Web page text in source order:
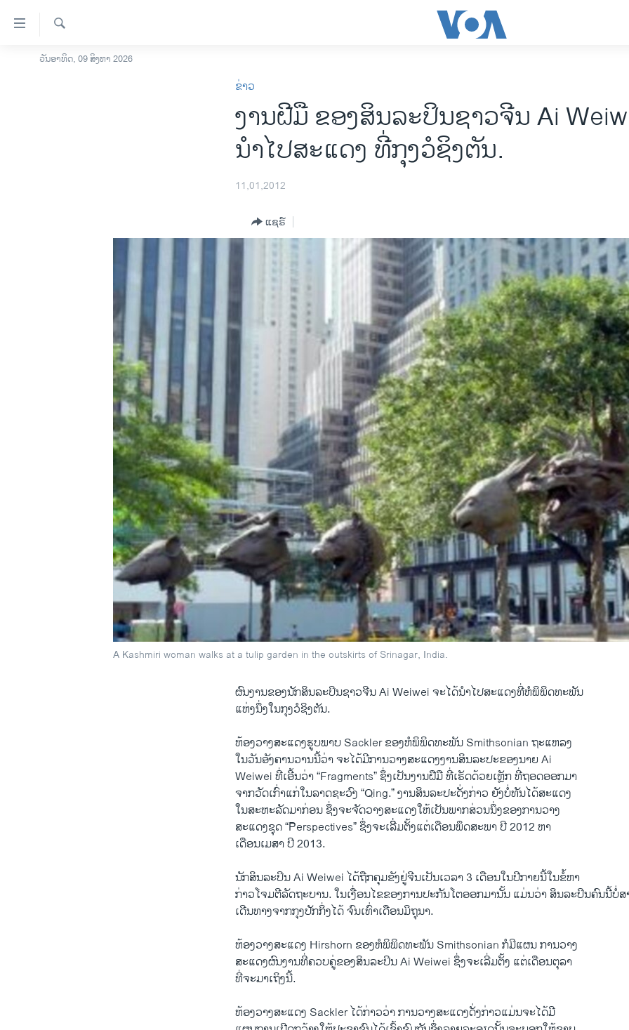
ລິ້ງ
ສຳຫລັບ
ໂຮມເພຈ
ວິທະຍາສາດ-ເທັກໂນໂລຈີ
ຄົ້ນຫາ
ວັນອາທິດ, 09 ສິງຫາ 2026
ຂ່າວ
ງານຝີມື ຂອງສິນລະປິນຊາວຈີນ Ai
ນຳໄປສະແດງ ທີ່ກຸງວໍຊິງຕັນ.
11,01,2012
ແຊຣ໌
A Kashmiri woman walks at a tulip garden in the outskirts of Srinagar, India.
ຜົນງານຂອງນັກສິນລະປິນຊາວຈີນ Ai Weiwei ຈະໄດ້ນຳໄປສະແດງທີ່ຫໍພິພິດທະພັນ​
ແຫ່ງ​ນຶ່ງໃນກຸງວໍຊິງຕັນ.
ຫ້ອງ​ວາງສະ​ແດງ​ຮູບ​ພາບ Sackler ຂອງຫໍພິພິດທະພັນ Smithsonian ຖະແຫລງ
ໃນວັນອັງຄານວານນ​ວ່າ ຈະໄດມີການວາງສະແດງງານ​ສິນລະປະ​ຂອງ​ນາຍ Ai
Weiwei ທເອນວາ “Fragments” ຊຶ່ງເປັນງານຝືມື ທເຮັດດວຍເຫຼັກ ທຖອດອອກມາ
ຈາກວັດເກາແກໃນລາດຊະວົງ “Qing.” ງານ​ສິນລະປະດງກາວ ຍັງບທັນໄດສະແດງ
ໃນສະຫະລັດມາກອນ ຊງຈະຈັດວາງສະແດງໃຫເປັນພາກສ່ວນນງຂອງການວາງ
ສະແດງຊຸດ “Perspectives” ຊງຈະເລມຕງແຕເດືອນ​ພຶດສະພາ ປີ 2012 ຫາ
ເດືອນເມສາ ປີ 2013.
ນັກສິນລະປິນ Ai Weiwei ໄດຖືກຄຸມຂັງຢູ່​ຈີນເປັນເວລາ 3 ເດືອນໃນປີກາຍນໃນຂຫາ
ກ່າວ​ໂຈມ​ຕີລັດຖະບານ. ໃນ​ເງື່ອນ​ໄຂ​ຂອງ​ການ​ປະກັນ​ໂຕ​ອອກ​ມານັ້ນ ​ແມນວາ ສິນລະປິນຄົນນບ
ເດີນທາງຈາກກຸງປັກກງໄດ ຈົນ​ເທົ່າເດືອນມິຖຸນາ.
ຫ້ອງ​ວາງສະ​ແດງ Hirshorn ຂອງຫໍພິພິດທະພັນ Smithsonian ກໍມີແຜນ ການວາງ
ສະແດງຜົນງານ​ທຄວບຄູຂອງສິນລະປິນ Ai Weiwei ຊງຈະເລມຕງ ແຕເດືອນຕຸລາ
ທຈະມາເຖິງນ.
ຫ້ອງ​ວາງສະ​ແດງ Sackler ໄດກາວວາ ການວາງສະແດງດງກາວແມນຈະໄດມີ